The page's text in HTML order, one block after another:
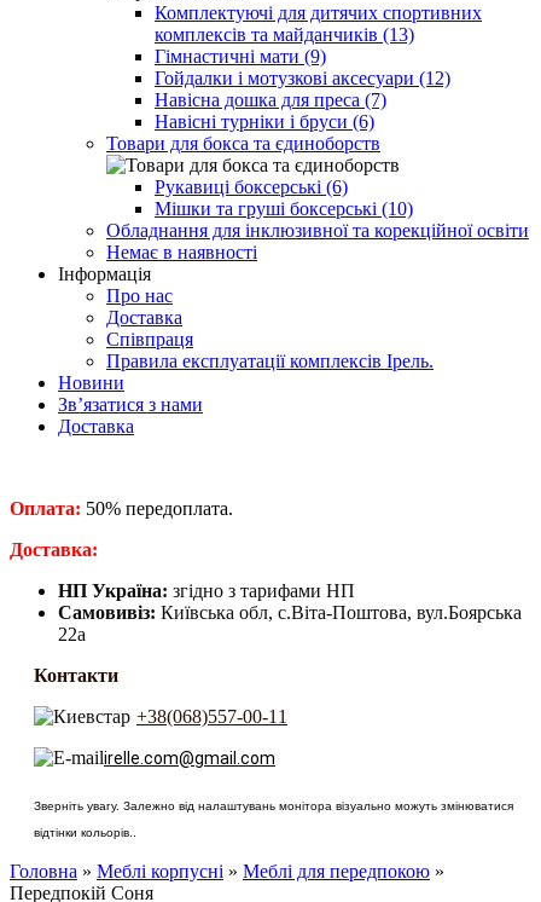
Комплектуючі для дитячих спортивних
комплексів та майданчиків (13)
Гімнастичні мати (9)
Гойдалки і мотузкові аксесуари (12)
Навісна дошка для преса (7)
Навісні турніки і бруси (6)
Товари для бокса та єдиноборств
Рукавиці боксерські (6)
Мішки та груші боксерські (10)
Обладнання для інклюзивної та корекційної освіти
Немає в наявності
Інформація
Про нас
Доставка
Співпраця
Правила експлуатації комплексів Ірель.
Новини
Зв’язатися з нами
Доставка
Оплата: 50% передоплата.
​Доставка:
НП Україна: згідно з тарифами НП
Самовивіз: Київська обл, с.Віта-Поштова, вул.Боярська
22а
Контакти
+38(068)557-00-11
irelle.com@gmail.com
Зверніть увагу. Залежно від налаштувань монітора візуально можуть змінюватися
відтінки кольорів..
Головна » Меблі корпусні » Меблі для передпокою »
Передпокій Соня